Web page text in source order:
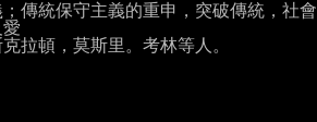
傳統保守主義的重申，突破傳統，社會
拉頓，莫斯里。考林等人。